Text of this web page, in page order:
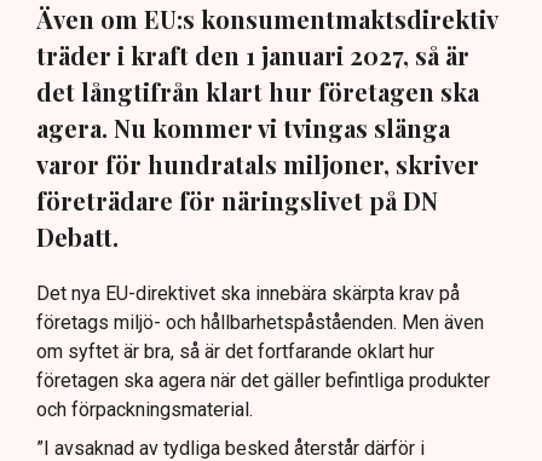
Även om EU:s konsumentmaktsdirektiv
träder i kraft den 1 januari 2027, så är
det långtifrån klart hur företagen ska
agera. Nu kommer vi tvingas slänga
varor för hundratals miljoner, skriver
företrädare för näringslivet på DN
Debatt.
Det nya EU-direktivet ska innebära skärpta krav på
företags miljö- och hållbarhetspåståenden. Men även
om syftet är bra, så är det fortfarande oklart hur
företagen ska agera när det gäller befintliga produkter
och förpackningsmaterial.
”I avsaknad av tydliga besked återstår därför i